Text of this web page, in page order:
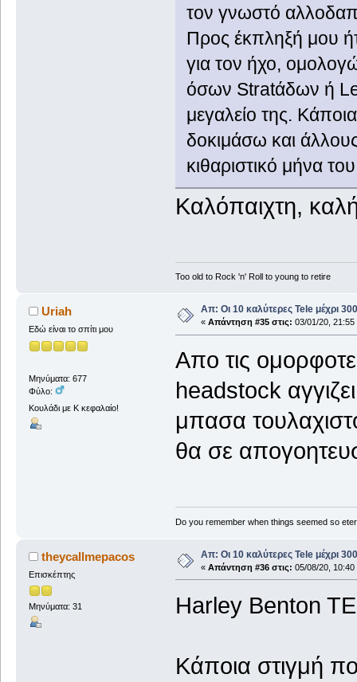
τον γνωστό
Προς έκπληξή μου
για τον ήχο,
όσων Stratάδων ή
μεγαλείο της.
δοκιμάσω και
κιθαριστικό μήνα
Καλόπαιχτη,
Too old to Rock 'n' Roll to young to retire
Uriah
Εδώ είναι το σπίτι μου
Μηνύματα: 677
Φύλο:
Κουλάδι με Κ κεφαλαίο!
Απ: Οι 10 καλύτερες Tele μέχρι
« Απάντηση #35 στις: 03/01/20, 21:55
Απο τις
headstock
μπασα
θα σε
Do you remember when things seemed so
theycallmepacos
Επισκέπτης
Μηνύματα: 31
Απ: Οι 10 καλύτερες Tele μέχρι
« Απάντηση #36 στις: 05/08/20, 10:40
Harley Benton
Κάποια στιγμή